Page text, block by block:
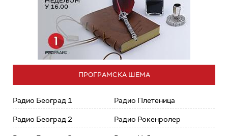
ПРОГРАМСКА ШЕМА
Радио Београд 1
Радио Београд 2
Радио Плетеница
Радио Рокенролер